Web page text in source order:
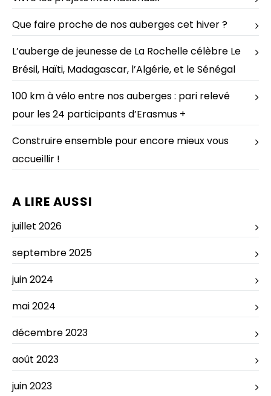
Que faire proche de nos auberges cet hiver ?
L’auberge de jeunesse de La Rochelle célèbre Le
Brésil, Haïti, Madagascar, l’Algérie, et le Sénégal
100 km à vélo entre nos auberges : pari relevé
pour les 24 participants d’Erasmus +
Construire ensemble pour encore mieux vous
accueillir !
A LIRE AUSSI
juillet 2026
septembre 2025
juin 2024
mai 2024
décembre 2023
août 2023
juin 2023